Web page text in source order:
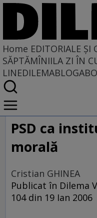
Home EDITORIALE ȘI
SĂPTĂMÎNIILA ZI ÎN
LINEDILEMABLOG
Home
EDITORIALE ȘI OPINII
PE CE LUME TRĂIM
PSD ca
morală
Cristian GHINEA
Publicat în Dilema
104 din 19 Ian 2006